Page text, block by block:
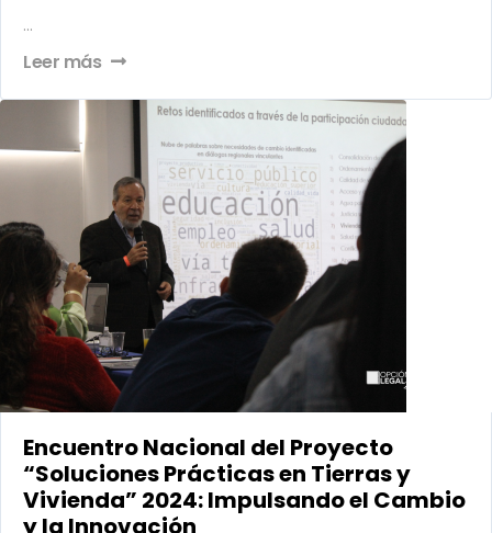
...
Leer más
Encuentro Nacional del Proyecto
“Soluciones Prácticas en Tierras y
Vivienda” 2024: Impulsando el Cambio
y la Innovación